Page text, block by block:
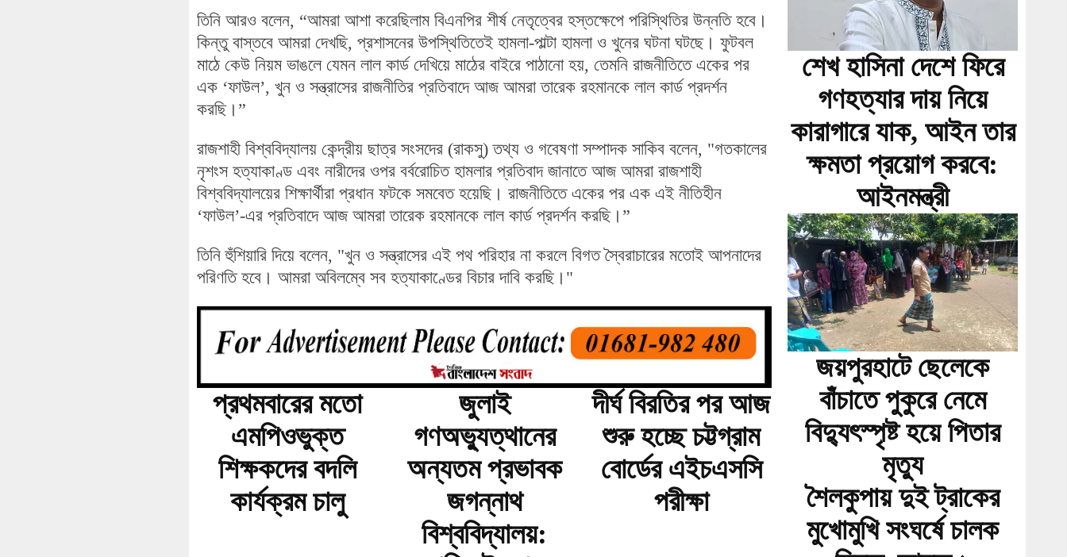
তিনি আরও বলেন, “আমরা আশা করেছিলাম বিএনপির শীর্ষ নেতৃত্বের হস্তক্ষেপে পরিস্থিতির উন্নতি হবে।
কিন্তু বাস্তবে আমরা দেখছি, প্রশাসনের উপস্থিতিতেই হামলা-পাল্টা হামলা ও খুনের ঘটনা ঘটছে। ফুটবল
মাঠে কেউ নিয়ম ভাঙলে যেমন লাল কার্ড দেখিয়ে মাঠের বাইরে পাঠানো হয়, তেমনি রাজনীতিতে একের পর
এক ‘ফাউল’, খুন ও সন্ত্রাসের রাজনীতির প্রতিবাদে আজ আমরা তারেক রহমানকে লাল কার্ড প্রদর্শন
করছি।”
রাজশাহী বিশ্ববিদ্যালয় কেন্দ্রীয় ছাত্র সংসদের (রাকসু) তথ্য ও গবেষণা সম্পাদক সাকিব বলেন, "গতকালের
নৃশংস হত্যাকাণ্ড এবং নারীদের ওপর বর্বরোচিত হামলার প্রতিবাদ জানাতে আজ আমরা রাজশাহী
বিশ্ববিদ্যালয়ের শিক্ষার্থীরা প্রধান ফটকে সমবেত হয়েছি। রাজনীতিতে একের পর এক এই নীতিহীন
‘ফাউল’-এর প্রতিবাদে আজ আমরা তারেক রহমানকে লাল কার্ড প্রদর্শন করছি।”
তিনি হুঁশিয়ারি দিয়ে বলেন, "খুন ও সন্ত্রাসের এই পথ পরিহার না করলে বিগত স্বৈরাচারের মতোই আপনাদের
পরিণতি হবে। আমরা অবিলম্বে সব হত্যাকাণ্ডের বিচার দাবি করছি।"
প্রথমবারের মতো
এমপিওভুক্ত
শিক্ষকদের বদলি
কার্যক্রম চালু
জুলাই
গণঅভ্যুত্থানের
অন্যতম প্রভাবক
জগন্নাথ
বিশ্ববিদ্যালয়:
দীর্ঘ বিরতির পর আজ
শুরু হচ্ছে চট্টগ্রাম
বোর্ডের এইচএসসি
পরীক্ষা
শেখ হাসিনা দেশে ফিরে
গণহত্যার দায় নিয়ে
কারাগারে যাক, আইন তার
ক্ষমতা প্রয়োগ করবে:
আইনমন্ত্রী
জয়পুরহাটে ছেলেকে
বাঁচাতে পুকুরে নেমে
বিদ্যুৎস্পৃষ্ট হয়ে পিতার
মৃত্যু
শৈলকুপায় দুই ট্রাকের
মুখোমুখি সংঘর্ষে চালক